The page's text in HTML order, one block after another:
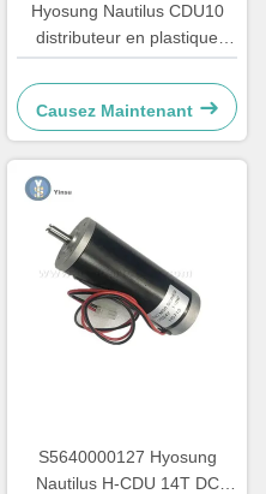
Hyosung Nautilus CDU10
distributeur en plastique
distributeur automatique de
guichets automatiques
Causez Maintenant
S5640000127 Hyosung
Nautilus H-CDU 14T DC